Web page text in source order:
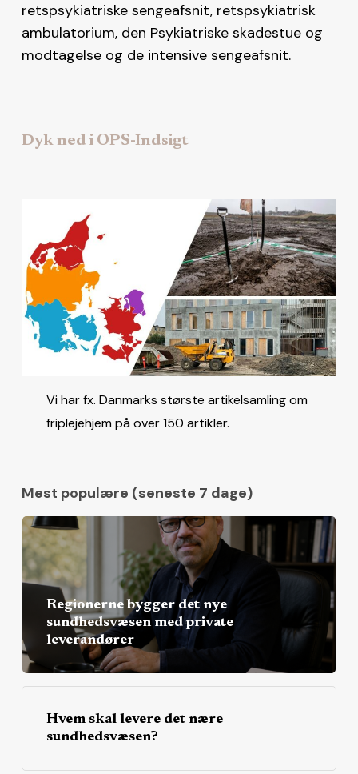
retspsykiatriske sengeafsnit, retspsykiatrisk
ambulatorium, den Psykiatriske skadestue og
modtagelse og de intensive sengeafsnit.
Dyk ned i OPS-Indsigt
Vi har fx. Danmarks største artikelsamling om
friplejehjem på over 150 artikler.
Mest populære (seneste 7 dage)
Regionerne bygger det nye
sundhedsvæsen med private
leverandører
Hvem skal levere det nære
sundhedsvæsen?